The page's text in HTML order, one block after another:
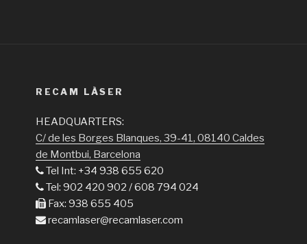
RECAM LÀSER
HEADQUARTERS:
C/ de les Borges Blanques, 39-41, 08140 Caldes
de Montbui, Barcelona
Tel Int: +34 938 655 620
Tel: 902 420 902 / 608 794 024
Fax: 938 655 405
recamlaser@recamlaser.com